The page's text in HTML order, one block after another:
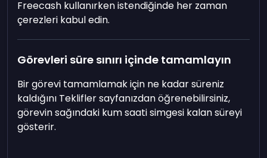
Freecash kullanırken istendiğinde her zaman
çerezleri kabul edin.
Görevleri süre sınırı içinde tamamlayın
Bir görevi tamamlamak için ne kadar süreniz
kaldığını Teklifler sayfanızdan öğrenebilirsiniz,
görevin sağındaki kum saati simgesi kalan süreyi
gösterir.